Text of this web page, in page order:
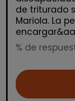
de triturado
Mariola. La
% de